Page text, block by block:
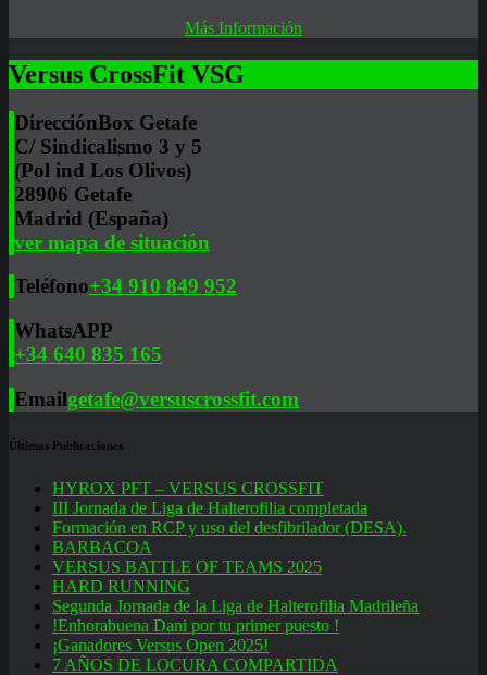
Más Información
Versus CrossFit VSG
DirecciónBox Getafe
C/ Sindicalismo 3 y 5
(Pol ind Los Olivos)
28906 Getafe
Madrid (España)
ver mapa de situación
Teléfono+34 910 849 952
WhatsAPP
+34 640 835 165
Emailgetafe@versuscrossfit.com
Últimas Publicaciones
HYROX PFT – VERSUS CROSSFIT
III Jornada de Liga de Halterofilia completada
Formación en RCP y uso del desfibrilador (DESA).
BARBACOA
VERSUS BATTLE OF TEAMS 2025
HARD RUNNING
Segunda Jornada de la Liga de Halterofilia Madrileña
!Enhorabuena Dani por tu primer puesto !
¡Ganadores Versus Open 2025!
7 AÑOS DE LOCURA COMPARTIDA